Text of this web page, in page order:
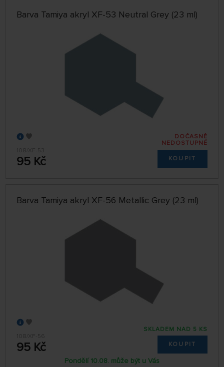
Barva Tamiya akryl XF-53 Neutral Grey (23 ml)
108/XF-53
95 Kč
DOČASNĚ
NEDOSTUPNÉ
KOUPIT
Barva Tamiya akryl XF-56 Metallic Grey (23 ml)
108/XF-56
95 Kč
SKLADEM NAD 5 KS
KOUPIT
Pondělí 10.08. může být u Vás